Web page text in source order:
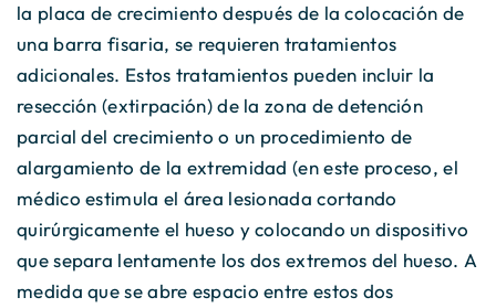
la placa de crecimiento después de la colocación de
una barra fisaria, se requieren tratamientos
adicionales. Estos tratamientos pueden incluir la
resección (extirpación) de la zona de detención
parcial del crecimiento o un procedimiento de
alargamiento de la extremidad (en este proceso, el
médico estimula el área lesionada cortando
quirúrgicamente el hueso y colocando un dispositivo
que separa lentamente los dos extremos del hueso. A
medida que se abre espacio entre estos dos